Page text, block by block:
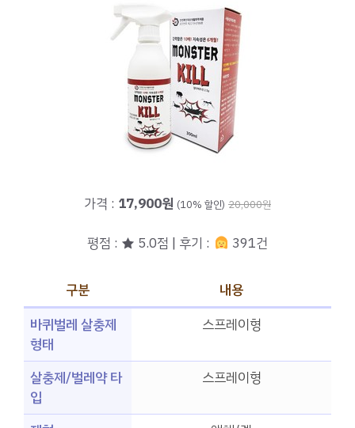
가격 : 17,900원 (10% 할인) 20,000원
평점 : ★ 5.0점 | 후기 : 391건
구분
내용
바퀴벌레 살충제
형태
스프레이형
살충제/벌레약 타
입
스프레이형